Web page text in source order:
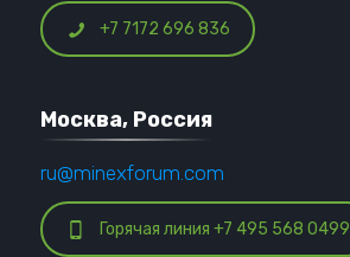
+7 7172 696 836
Москва, Россия
ru@minexforum.com
Горячая линия +7 495 568 0499